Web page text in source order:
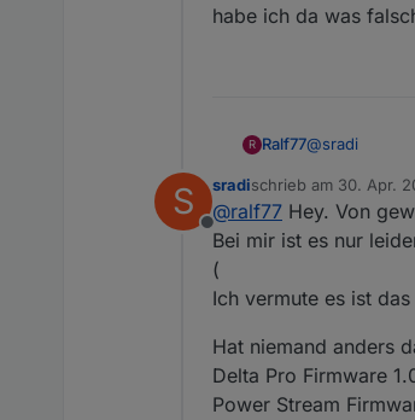
habe ich da was
R Ralf77@sradi
Gewichtetes
was falsch
S
Offline
sradischrieb am 30. Apr.
zuletzt editiert von
@ralf77 Hey. Von
Bei mir ist es nur
(
Ich vermute es ist
Hat niemand anders
Delta Pro Firmware
Power Stream